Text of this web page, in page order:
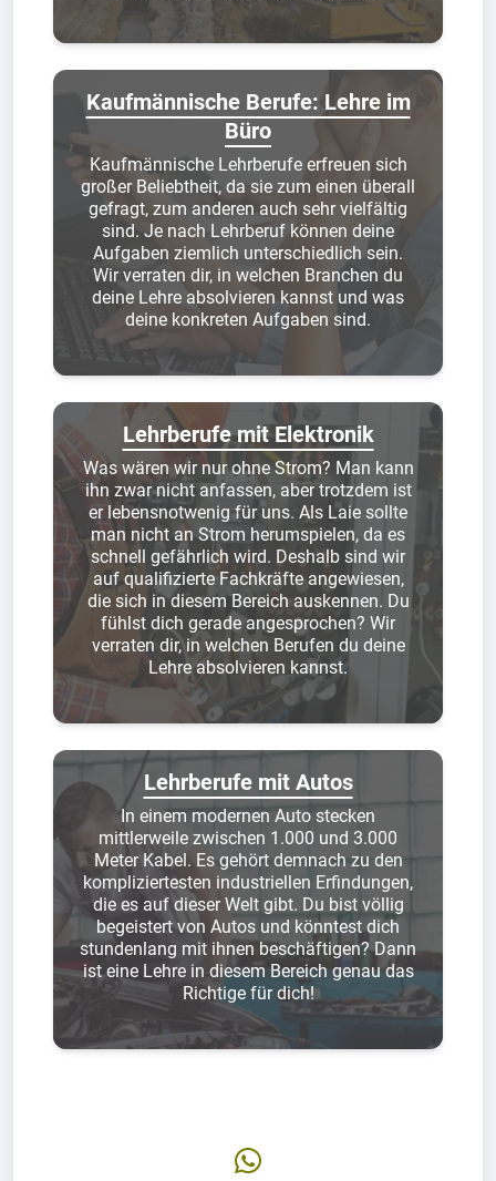
Kaufmännische Berufe: Lehre im
Büro
Kaufmännische Lehrberufe erfreuen sich
großer Beliebtheit, da sie zum einen überall
gefragt, zum anderen auch sehr vielfältig
sind. Je nach Lehrberuf können deine
Aufgaben ziemlich unterschiedlich sein.
Wir verraten dir, in welchen Branchen du
deine Lehre absolvieren kannst und was
deine konkreten Aufgaben sind.
Lehrberufe mit Elektronik
Was wären wir nur ohne Strom? Man kann
ihn zwar nicht anfassen, aber trotzdem ist
er lebensnotwenig für uns. Als Laie sollte
man nicht an Strom herumspielen, da es
schnell gefährlich wird. Deshalb sind wir
auf qualifizierte Fachkräfte angewiesen,
die sich in diesem Bereich auskennen. Du
fühlst dich gerade angesprochen? Wir
verraten dir, in welchen Berufen du deine
Lehre absolvieren kannst.
Lehrberufe mit Autos
In einem modernen Auto stecken
mittlerweile zwischen 1.000 und 3.000
Meter Kabel. Es gehört demnach zu den
kompliziertesten industriellen Erfindungen,
die es auf dieser Welt gibt. Du bist völlig
begeistert von Autos und könntest dich
stundenlang mit ihnen beschäftigen? Dann
ist eine Lehre in diesem Bereich genau das
Richtige für dich!